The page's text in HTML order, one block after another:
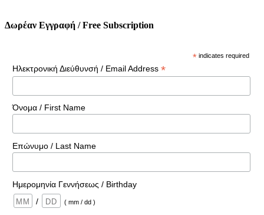
Δωρέαν Εγγραφή / Free Subscription
* indicates required
Ηλεκτρονική Διεύθυνσή / Email Address *
Όνομα / First Name
Επώνυμο / Last Name
Ημερομηνία Γεννήσεως / Birthday
/
( mm / dd )